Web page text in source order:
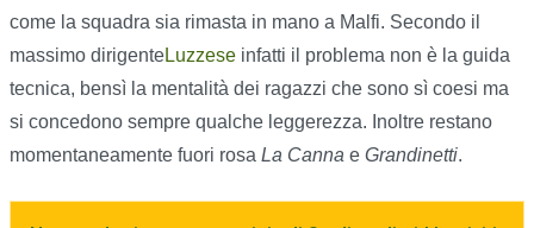
come la squadra sia rimasta in mano a Malfi. Secondo il
massimo dirigenteLuzzese infatti il problema non è la guida
tecnica, bensì la mentalità dei ragazzi che sono sì coesi ma
si concedono sempre qualche leggerezza. Inoltre restano
momentaneamente fuori rosa La Canna e Grandinetti.